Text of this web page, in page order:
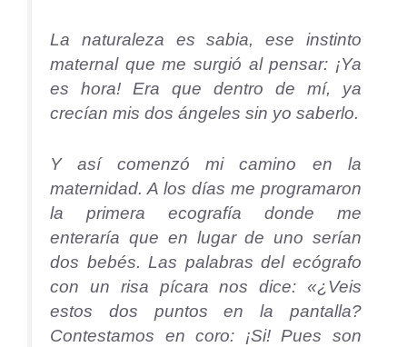
La naturaleza es sabia, ese instinto
maternal que me surgió al pensar: ¡Ya
es hora! Era que dentro de mí, ya
crecían mis dos ángeles sin yo saberlo.
Y así comenzó mi camino en la
maternidad. A los días me programaron
la primera ecografía donde me
enteraría que en lugar de uno serían
dos bebés. Las palabras del ecógrafo
con un risa pícara nos dice: «¿Veis
estos dos puntos en la pantalla?
Contestamos en coro: ¡Si! Pues son